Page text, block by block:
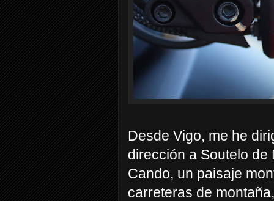
Desde Vigo, me he
dirección a Soutelo
Cando, un paisaje
carreteras de